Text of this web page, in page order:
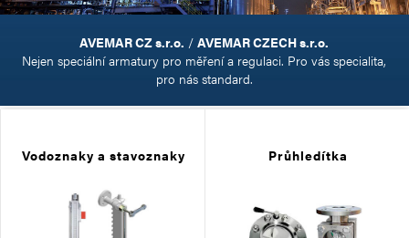
AVEMAR CZ s.r.o. /AVEMAR CZECH s.r.o.
Nejen speciální armatury pro měření a regulaci. Pro vás specialita,
pro nás standard.
Vodoznaky a stavoznaky Průhledítka